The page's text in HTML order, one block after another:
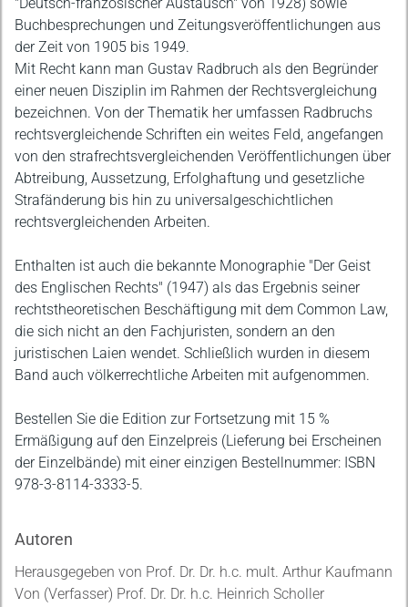
Buchbesprechungen und Zeitungsveröffentlichungen aus
der Zeit von 1905 bis 1949.
Mit Recht kann man Gustav Radbruch als den Begründer
einer neuen Disziplin im Rahmen der Rechtsvergleichung
bezeichnen. Von der Thematik her umfassen Radbruchs
rechtsvergleichende Schriften ein weites Feld, angefangen
von den strafrechtsvergleichenden Veröffentlichungen über
Abtreibung, Aussetzung, Erfolghaftung und gesetzliche
Strafänderung bis hin zu universalgeschichtlichen
rechtsvergleichenden Arbeiten.
Enthalten ist auch die bekannte Monographie "Der Geist
des Englischen Rechts" (1947) als das Ergebnis seiner
rechtstheoretischen Beschäftigung mit dem Common Law,
die sich nicht an den Fachjuristen, sondern an den
juristischen Laien wendet. Schließlich wurden in diesem
Band auch völkerrechtliche Arbeiten mit aufgenommen.
Bestellen Sie die Edition zur Fortsetzung mit 15 %
Ermäßigung auf den Einzelpreis (Lieferung bei Erscheinen
der Einzelbände) mit einer einzigen Bestellnummer: ISBN
978-3-8114-3333-5.
Autoren
Herausgegeben von Prof. Dr. Dr. h.c. mult. Arthur Kaufmann
Von (Verfasser) Prof. Dr. Dr. h.c. Heinrich Scholler